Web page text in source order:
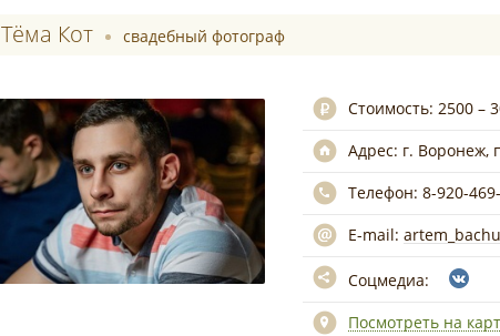
Тёма Кот свадебный фотограф
Стоимость: 2500 –
Адрес: г. Воронеж,
Телефон: 8-920-
E-mail:
Соцмедиа:
Посмотреть на